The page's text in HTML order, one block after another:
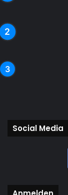
Social Media